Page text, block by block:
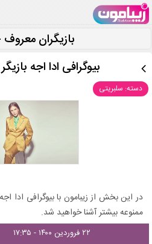
بازیگران معروف
بیوگرافی ادا اجه
دسته: سلبریتی
در این بخش از زیبامون با بیوگرافی ادا
ممنوعه بیشتر آشنا خواهید شد.
۲۲ فروردین ۱۴۰۰ - ۱۷:۳۵